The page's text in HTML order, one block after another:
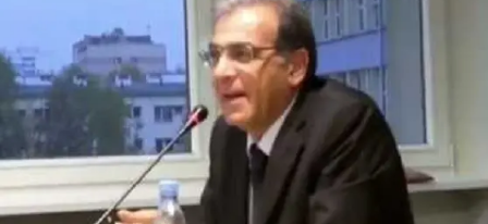
Economia e lavoro
Italia Mondo
Sanità